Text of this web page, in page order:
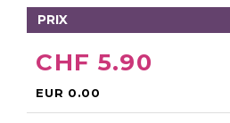
PRIX
CHF 5.90
EUR 0.00